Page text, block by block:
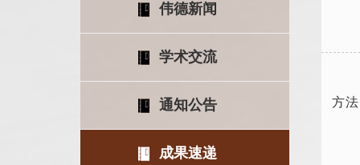
伟德新闻
学术交流
通知公告
成果速递
方法